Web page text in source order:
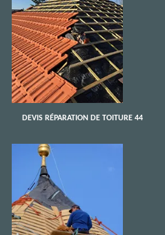
DEVIS RÉPARATION DE TOITURE 44